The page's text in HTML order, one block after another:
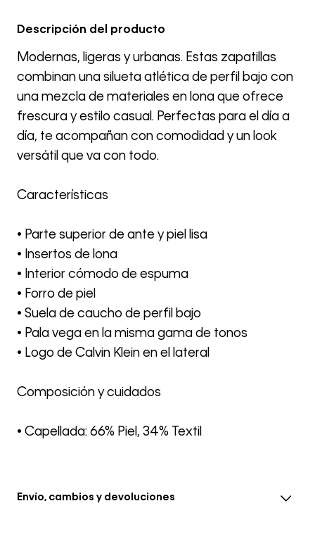
Descripción del producto
Modernas, ligeras y urbanas. Estas zapatillas
combinan una silueta atlética de perfil bajo con
una mezcla de materiales en lona que ofrece
frescura y estilo casual. Perfectas para el día a
día, te acompañan con comodidad y un look
versátil que va con todo.
Características
• Parte superior de ante y piel lisa
• Insertos de lona
• Interior cómodo de espuma
• Forro de piel
• Suela de caucho de perfil bajo
• Pala vega en la misma gama de tonos
• Logo de Calvin Klein en el lateral
Composición y cuidados
• Capellada: 66% Piel, 34% Textil
Envío, cambios y devoluciones